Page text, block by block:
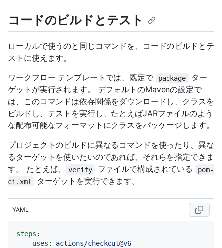
コードのビルドとテスト
ローカルで使うのと同じコマンドを、コードのビルドとテ
ストに使えます。
ワークフロー テンプレートでは、既定で
package
ター
ゲットが実行されます。 デフォルトのMavenの設定で
は、このコマンドは依存関係をダウンロードし、クラスを
ビルドし、テストを実行し、たとえばJARファイルのよう
な配布可能なフォーマットにクラスをパッケージします。
プロジェクトのビルドに異なるコマンドを使ったり、異な
るターゲットを使いたいのであれば、それらを指定できま
す。 たとえば、
verify ファイルで構成されている
pom-
ci.xml
ターゲットを実行できます。
YAML
steps:
-
uses:
actions/checkout@v6